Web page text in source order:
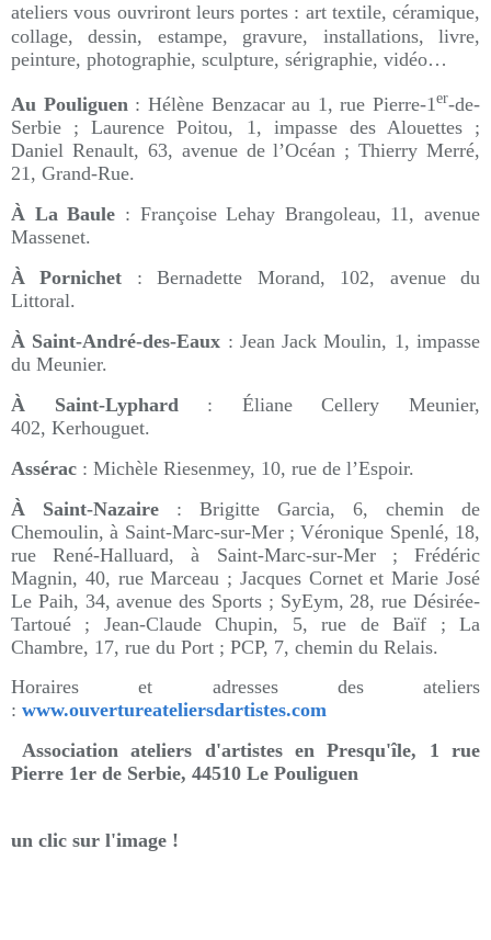
ateliers vous ouvriront leurs portes : art textile, céramique,
collage, dessin, estampe, gravure, installations, livre,
peinture, photographie, sculpture, sérigraphie, vidéo…
Au Pouliguen : Hélène Benzacar au 1, rue Pierre-1er-de-
Serbie ; Laurence Poitou, 1, impasse des Alouettes ;
Daniel Renault, 63, avenue de l’Océan ; Thierry Merré,
21, Grand-Rue.
À La Baule : Françoise Lehay Brangoleau, 11, avenue
Massenet.
À Pornichet : Bernadette Morand, 102, avenue du
Littoral.
À Saint-André-des-Eaux : Jean Jack Moulin, 1, impasse
du Meunier.
À Saint-Lyphard : Éliane Cellery Meunier,
402, Kerhouguet.
Assérac : Michèle Riesenmey, 10, rue de l’Espoir.
À Saint-Nazaire : Brigitte Garcia, 6, chemin de
Chemoulin, à Saint-Marc-sur-Mer ; Véronique Spenlé, 18,
rue René-Halluard, à Saint-Marc-sur-Mer ; Frédéric
Magnin, 40, rue Marceau ; Jacques Cornet et Marie José
Le Paih, 34, avenue des Sports ; SyEym, 28, rue Désirée-
Tartoué ; Jean-Claude Chupin, 5, rue de Baïf ; La
Chambre, 17, rue du Port ; PCP, 7, chemin du Relais.
Horaires et adresses des ateliers
: www.ouvertureateliersdartistes.com
Association ateliers d'artistes en Presqu'île, 1 rue
Pierre 1er de Serbie, 44510 Le Pouliguen
un clic sur l'image !